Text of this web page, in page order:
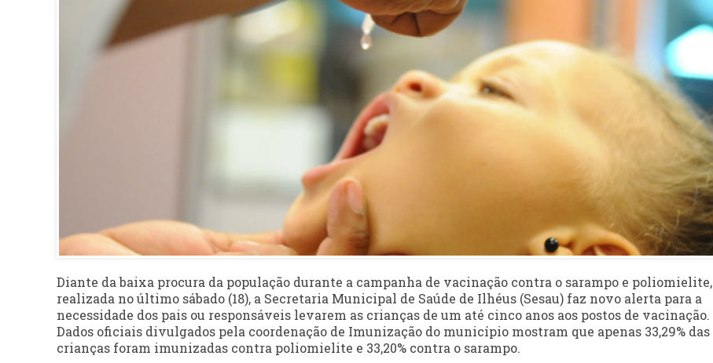
Diante da baixa procura da população durante a campanha de vacinação contra o sarampo e poliomielite,
realizada no último sábado (18), a Secretaria Municipal de Saúde de Ilhéus (Sesau) faz novo alerta para a
necessidade dos pais ou responsáveis levarem as crianças de um até cinco anos aos postos de vacinação.
Dados oficiais divulgados pela coordenação de Imunização do município mostram que apenas 33,29% das
crianças foram imunizadas contra poliomielite e 33,20% contra o sarampo.